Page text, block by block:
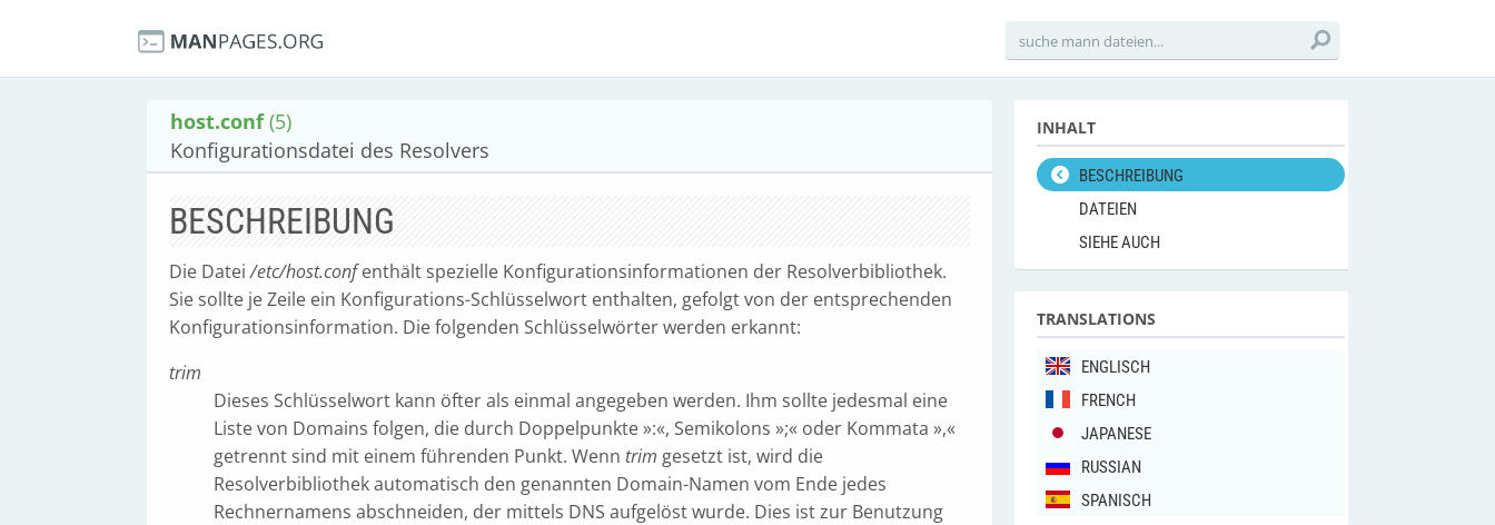
host.conf (5)
Konfigurationsdatei des Resolvers
BESCHREIBUNG
Die Datei/etc/host.confenthält spezielle Konfigurationsinformationen der Resolverbibliothek.
Sie sollte je Zeile ein Konfigurations-Schlüsselwort enthalten, gefolgt von der entsprechenden
Konfigurationsinformation. Die folgenden Schlüsselwörter werden erkannt:
trim
Dieses Schlüsselwort kann öfter als einmal angegeben werden. Ihm sollte jedesmal eine
Liste von Domains folgen, die durch Doppelpunkte »:«, Semikolons »;« oder Kommata »,«
getrennt sind mit einem führenden Punkt. Wenn trim gesetzt ist, wird die
Resolverbibliothek automatisch den genannten Domain-Namen vom Ende jedes
Rechnernamens abschneiden, der mittels DNS aufgelöst wurde. Dies ist zur Benutzung
INHALT
BESCHREIBUNG
DATEIEN
SIEHE AUCH
TRANSLATIONS
ENGLISCH
FRENCH
JAPANESE
RUSSIAN
SPANISCH